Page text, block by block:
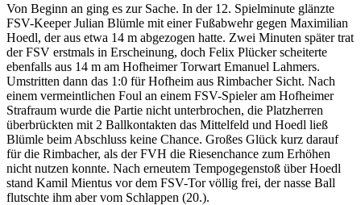
Von Beginn an ging es zur Sache. In der 12. Spielminute glänzte
FSV-Keeper Julian Blümle mit einer Fußabwehr gegen Maximilian
Hoedl, der aus etwa 14 m abgezogen hatte. Zwei Minuten später trat
der FSV erstmals in Erscheinung, doch Felix Plücker scheiterte
ebenfalls aus 14 m am Hofheimer Torwart Emanuel Lahmers.
Umstritten dann das 1:0 für Hofheim aus Rimbacher Sicht. Nach
einem vermeintlichen Foul an einem FSV-Spieler am Hofheimer
Strafraum wurde die Partie nicht unterbrochen, die Platzherren
überbrückten mit 2 Ballkontakten das Mittelfeld und Hoedl ließ
Blümle beim Abschluss keine Chance. Großes Glück kurz darauf
für die Rimbacher, als der FVH die Riesenchance zum Erhöhen
nicht nutzen konnte. Nach erneutem Tempogegenstoß über Hoedl
stand Kamil Mientus vor dem FSV-Tor völlig frei, der nasse Ball
flutschte ihm aber vom Schlappen (20.).